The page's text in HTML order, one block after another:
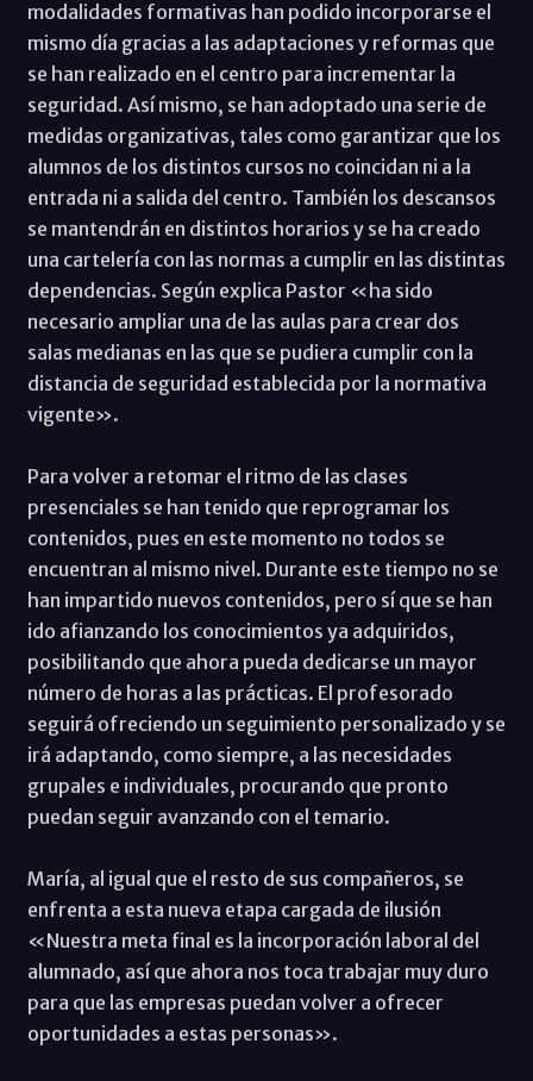
modalidades formativas han podido incorporarse el
mismo día gracias a las adaptaciones y reformas que
se han realizado en el centro para incrementar la
seguridad. Así mismo, se han adoptado una serie de
medidas organizativas, tales como garantizar que los
alumnos de los distintos cursos no coincidan ni a la
entrada ni a salida del centro. También los descansos
se mantendrán en distintos horarios y se ha creado
una cartelería con las normas a cumplir en las distintas
dependencias. Según explica Pastor «ha sido
necesario ampliar una de las aulas para crear dos
salas medianas en las que se pudiera cumplir con la
distancia de seguridad establecida por la normativa
vigente».
Para volver a retomar el ritmo de las clases
presenciales se han tenido que reprogramar los
contenidos, pues en este momento no todos se
encuentran al mismo nivel. Durante este tiempo no se
han impartido nuevos contenidos, pero sí que se han
ido afianzando los conocimientos ya adquiridos,
posibilitando que ahora pueda dedicarse un mayor
número de horas a las prácticas. El profesorado
seguirá ofreciendo un seguimiento personalizado y se
irá adaptando, como siempre, a las necesidades
grupales e individuales, procurando que pronto
puedan seguir avanzando con el temario.
María, al igual que el resto de sus compañeros, se
enfrenta a esta nueva etapa cargada de ilusión
«Nuestra meta final es la incorporación laboral del
alumnado, así que ahora nos toca trabajar muy duro
para que las empresas puedan volver a ofrecer
oportunidades a estas personas».